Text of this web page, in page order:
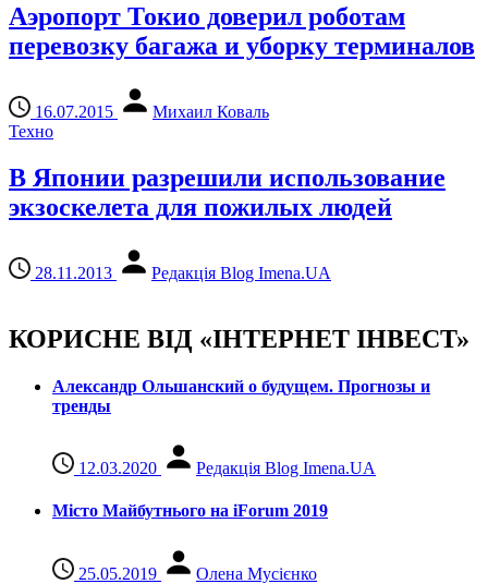
Аэропорт Токио доверил роботам
перевозку багажа и уборку терминалов
16.07.2015
Михаил Коваль
Техно
В Японии разрешили использование
экзоскелета для пожилых людей
28.11.2013 Редакція Blog Imena.UA
КОРИСНЕ ВІД «ІНТЕРНЕТ ІНВЕСТ»
Александр Ольшанский о будущем. Прогнозы и
тренды
12.03.2020 Редакція Blog Imena.UA
Місто Майбутнього на iForum 2019
25.05.2019 Олена Мусієнко